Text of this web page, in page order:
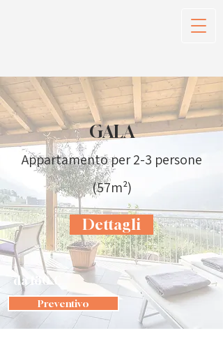
GALA
Appartamento per 2-3 persone
(57m²)
Dettagli
da 180 €
Preventivo